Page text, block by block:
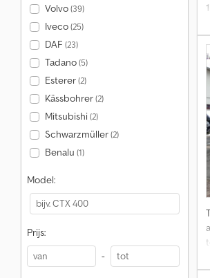
Volvo(39)
Iveco(25)
DAF (23)
Tadano(5)
Esterer(2)
Kässbohrer(2)
Mitsubishi(2)
Schwarzmüller(2)
Benalu (1)
Model:
Prijs:
-